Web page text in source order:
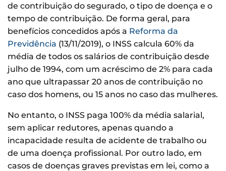
de contribuição do segurado, o tipo de doença e o
tempo de contribuição. De forma geral, para
benefícios concedidos após a Reforma da
Previdência (13/11/2019), o INSS calcula 60% da
média de todos os salários de contribuição desde
julho de 1994, com um acréscimo de 2% para cada
ano que ultrapassar 20 anos de contribuição no
caso dos homens, ou 15 anos no caso das mulheres.
No entanto, o INSS paga 100% da média salarial,
sem aplicar redutores, apenas quando a
incapacidade resulta de acidente de trabalho ou
de uma doença profissional. Por outro lado, em
casos de doenças graves previstas em lei, como a